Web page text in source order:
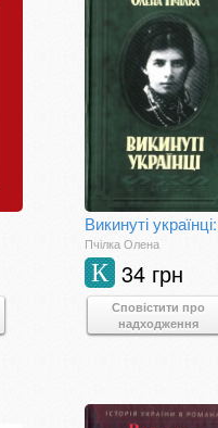
Пчілка Олена
34 грн
К
Сповістити про
надходження